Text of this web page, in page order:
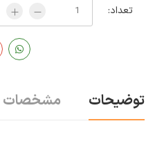
تعداد:
توضیحات مشخصات